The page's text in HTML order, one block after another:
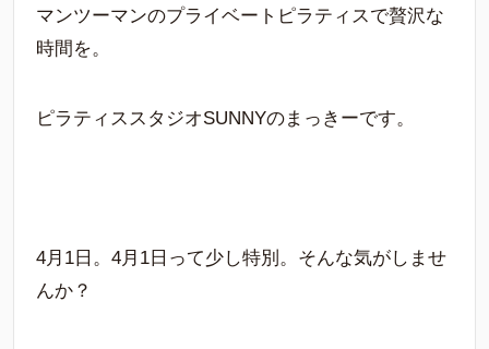
マンツーマンのプライベートピラティスで贅沢な
時間を。
ピラティススタジオSUNNYのまっきーです。
4月1日。4月1日って少し特別。そんな気がしませ
んか？